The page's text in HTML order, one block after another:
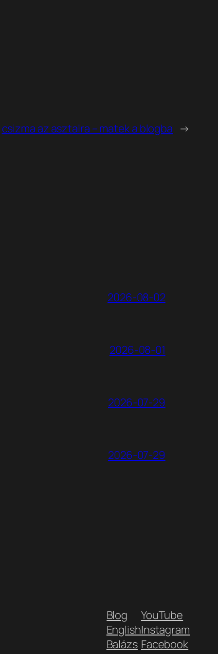
csizma az asztalra – matek a blogba →
2026-08-02
2026-08-01
2026-07-29
2026-07-29
Blog
English
Balázs
YouTube
Instagram
Facebook